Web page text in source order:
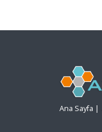
Ana Sayfa |